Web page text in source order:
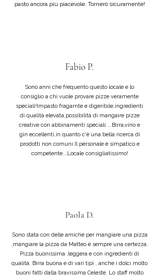
pasto ancora più piacevole. Tornerò sicuramente!
Fabio P.
Sono anni che frequento questo locale e lo
consiglio a chi vuole provare pizze veramente
speciali!Impasto fragarnte e digeribile,ingredienti
di qualità elevata,possibilità di mangaire pizze
creative con abbinamenti speciali ...Birra,vino e
gin eccellenti,in quanto c'è una bella ricerca di
prodotti non comuni.Il personale è simpatico e
competente...Locale consigliatissimo!
Paola D.
Sono stata con delle amiche per mangiare una pizza
,mangiare la pizza da Matteo è sempre una certezza.
Pizza buonissima ,leggera e con ingredienti di
qualità. Birra buona e di vari tipi , anche i dolci molto
buoni fatti dalla bravissima Celeste. Lo staff molto